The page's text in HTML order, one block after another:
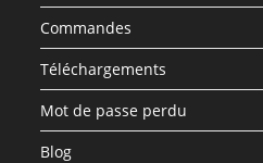
Commandes
Téléchargements
Mot de passe perdu
Blog